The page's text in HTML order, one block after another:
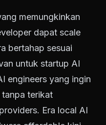
memungkinkan
dapat scale
bertahap sesuai
untuk startup AI
engineers yang ingin
terikat
Era local AI